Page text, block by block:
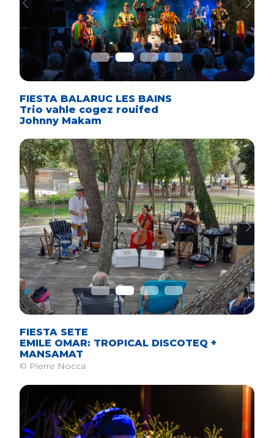
Previous Next
FIESTA BALARUC LES BAINS
Trio vahle cogez rouifed
Johnny Makam
Previous Next
FIESTA SETE
EMILE OMAR: TROPICAL DISCOTEQ +
MANSAMAT
© Pierre Nocca